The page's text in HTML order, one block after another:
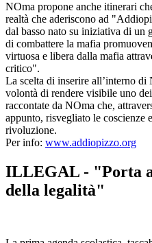
NOma propone anche itinerari
realtà che aderiscono ad
dal basso nato su iniziativa di un
di combattere la mafia
virtuosa e libera dalla mafia
critico".
La scelta di inserire all’interno di
volontà di rendere visibile uno
raccontate da NOma che,
appunto, risvegliato le coscienze
rivoluzione.
Per info: www.addiopizzo.org
ILLEGAL - "Porta
della legalità"